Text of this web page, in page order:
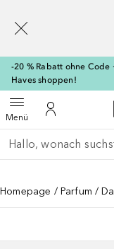
-20 % Rabatt ohne Code
Haves shoppen!
MenüMenü öffnenZu Meinem
Gehe zurück
Suche ausführen
Homepage Parfum